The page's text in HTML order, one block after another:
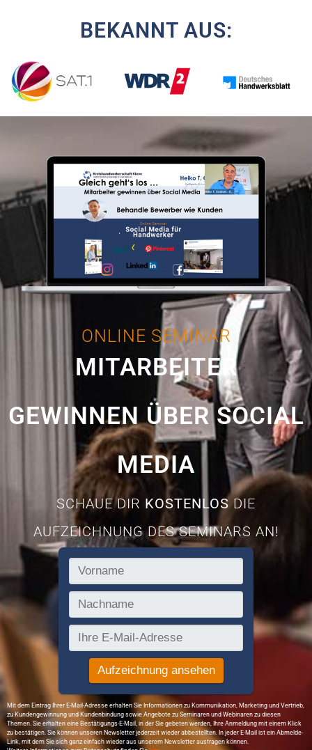
BEKANNT AUS:
ONLINE SEMINAR
MITARBEITER
GEWINNEN ÜBER SOCIAL
MEDIA
SCHAUE DIR KOSTENLOSDIE
AUFZEICHNUNG DES SEMINARS AN!
Mit dem Eintrag Ihrer E-Mail-Adresse erhalten Sie Informationen zu Kommunikation, Marketing und Vertrieb,
zu Kundengewinnung und Kundenbindung sowie Angebote zu Seminaren und Webinaren zu diesen
Themen. Sie erhalten eine Bestätigungs-E-Mail, in der Sie gebeten werden, Ihre Anmeldung mit einem Klick
zu bestätigen. Sie können unseren Newsletter jederzeit wieder abbestellten. In jeder E-Mail ist ein Abmelde-
Link, mit dem Sie sich ganz einfach wieder aus unserem Newsletter austragen können.